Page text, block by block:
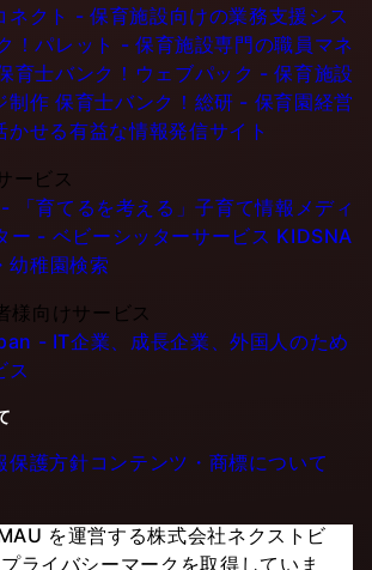
ネクト - 保育施設向けの業務支援シス
！パレット - 保育施設専門の職員マネ
育士バンク！ウェブパック - 保育施設
制作 保育士バンク！総研 - 保育園経営
かせる有益な情報発信サイト
ービス
「育てるを考える」子育て情報メディ
ー - ベビーシッターサービス KIDSNA
幼稚園検索
様向けサービス
- IT企業、成長企業、外国人のため
ス
保護方針コンテンツ・商標について
を運営する株式会社ネクストビ
ライバシーマークを取得していま